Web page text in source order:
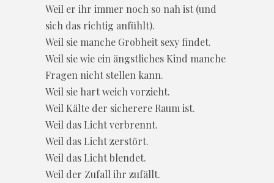
Weil er ihr immer noch so nah ist (und
sich das richtig anfühlt).
Weil sie manche Grobheit sexy findet.
Weil sie wie ein ängstliches Kind manche
Fragen nicht stellen kann.
Weil sie hart weich vorzieht.
Weil Kälte der sicherere Raum ist.
Weil das Licht verbrennt.
Weil das Licht zerstört.
Weil das Licht blendet.
Weil der Zufall ihr zufällt.